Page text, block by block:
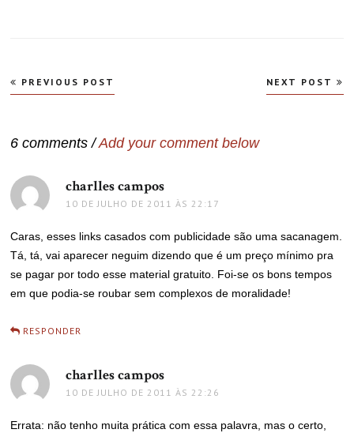
Navegação
de
PREVIOUS POST NEXT POST
6 comments /Add your comment below
charlles campos
10 DE JULHO DE 2011 ÀS 22:17
Caras, esses links casados com publicidade são uma sacanagem.
Tá, tá, vai aparecer neguim dizendo que é um preço mínimo pra
se pagar por todo esse material gratuito. Foi-se os bons tempos
em que podia-se roubar sem complexos de moralidade!
RESPONDER
charlles campos
10 DE JULHO DE 2011 ÀS 22:26
Errata: não tenho muita prática com essa palavra, mas o certo,